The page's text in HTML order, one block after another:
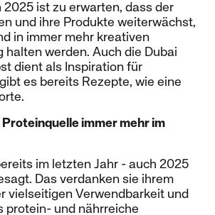
2025 ist zu erwarten, dass der
und ihre Produkte weiterwächst,
in immer mehr kreativen
halten werden. Auch die Dubai
dient als Inspiration für
es bereits Rezepte, wie eine
immer mehr im
im letzten Jahr - auch 2025
Das verdanken sie ihrem
vielseitigen Verwendbarkeit und
protein- und nährreiche